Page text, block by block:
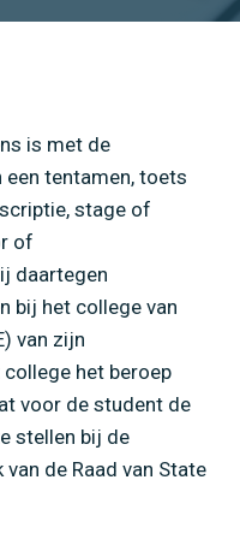
tegen
hoger onderwijs
is met de
tentamen, toets
stage of
of
daartegen
bij het college van
van zijn
het beroep
voor de student de
stellen bij de
de Raad van State